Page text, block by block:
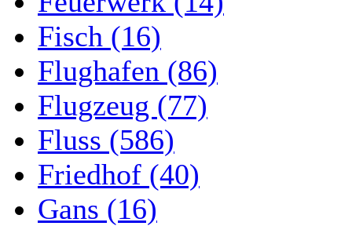
Fisch (16)
Flughafen (86)
Flugzeug (77)
Fluss (586)
Friedhof (40)
Gans (16)